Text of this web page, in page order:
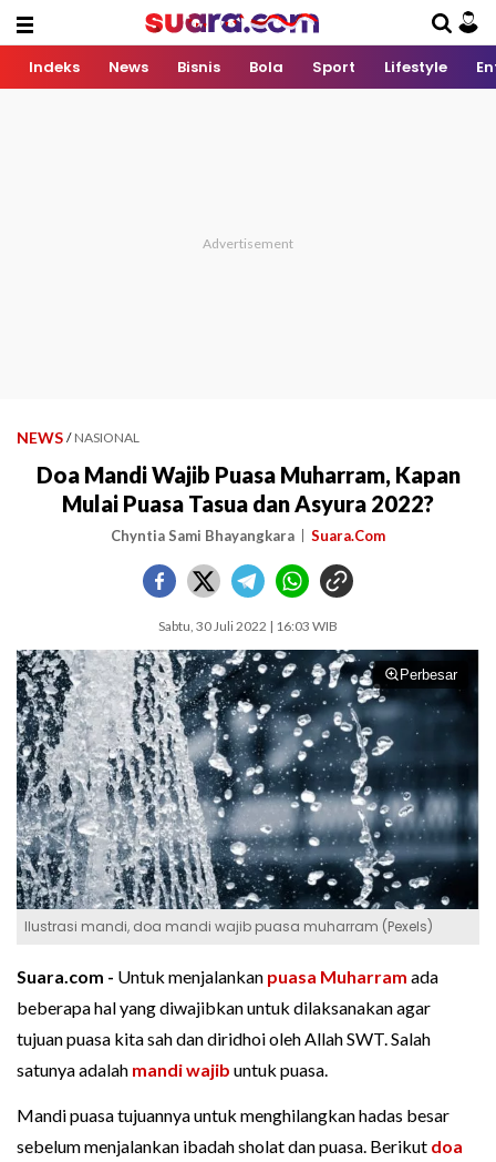
Indeks News Bisnis Bola Sport Lifestyle
NEWS / NASIONAL
Doa Mandi Wajib Puasa Muharram, Kapan
Mulai Puasa Tasua dan Asyura 2022?
Chyntia Sami Bhayangkara Suara.Com
Sabtu, 30 Juli 2022 | 16:03 WIB
Perbesar
Ilustrasi mandi, doa mandi wajib puasa muharram (Pexels)
Suara.com - Untuk menjalankan puasa Muharram ada
beberapa hal yang diwajibkan untuk dilaksanakan agar
tujuan puasa kita sah dan diridhoi oleh Allah SWT. Salah
satunya adalah mandi wajib untuk puasa.
Mandi puasa tujuannya untuk menghilangkan hadas besar
sebelum menjalankan ibadah sholat dan puasa. Berikut doa